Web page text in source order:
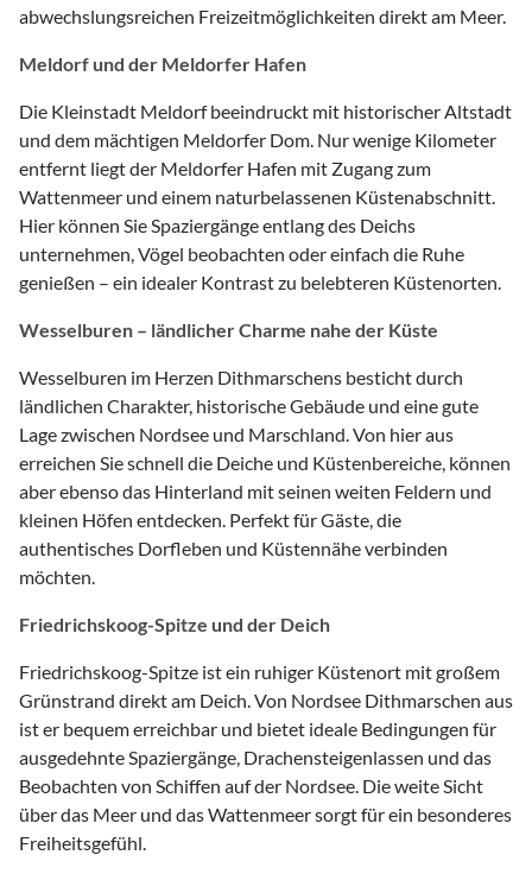
abwechslungsreichen Freizeitmöglichkeiten direkt am Meer.
Meldorf und der Meldorfer Hafen
Die Kleinstadt Meldorf beeindruckt mit historischer Altstadt
und dem mächtigen Meldorfer Dom. Nur wenige Kilometer
entfernt liegt der Meldorfer Hafen mit Zugang zum
Wattenmeer und einem naturbelassenen Küstenabschnitt.
Hier können Sie Spaziergänge entlang des Deichs
unternehmen, Vögel beobachten oder einfach die Ruhe
genießen – ein idealer Kontrast zu belebteren Küstenorten.
Wesselburen – ländlicher Charme nahe der Küste
Wesselburen im Herzen Dithmarschens besticht durch
ländlichen Charakter, historische Gebäude und eine gute
Lage zwischen Nordsee und Marschland. Von hier aus
erreichen Sie schnell die Deiche und Küstenbereiche, können
aber ebenso das Hinterland mit seinen weiten Feldern und
kleinen Höfen entdecken. Perfekt für Gäste, die
authentisches Dorfleben und Küstennähe verbinden
möchten.
Friedrichskoog-Spitze und der Deich
Friedrichskoog-Spitze ist ein ruhiger Küstenort mit großem
Grünstrand direkt am Deich. Von Nordsee Dithmarschen aus
ist er bequem erreichbar und bietet ideale Bedingungen für
ausgedehnte Spaziergänge, Drachensteigenlassen und das
Beobachten von Schiffen auf der Nordsee. Die weite Sicht
über das Meer und das Wattenmeer sorgt für ein besonderes
Freiheitsgefühl.